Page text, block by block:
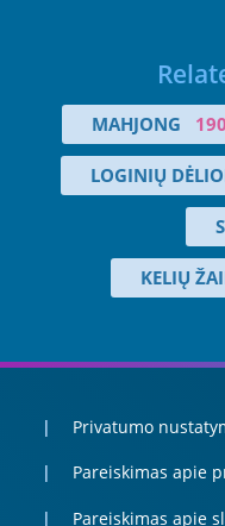
MAHJONG 190
LOGINIŲ
KELIŲ
Privatumo
Pareiskimas apie
Pareiskimas apie